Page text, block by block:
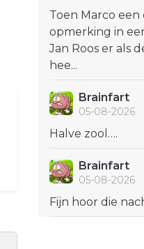
Toen Marco een
opmerking in
Jan Roos er als
hee...
Brainfart
05-08-2026
Halve zool….
Brainfart
05-08-2026
Fijn hoor die